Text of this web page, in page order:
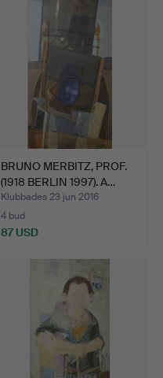
BRUNO MERBITZ, PROF.
(1918 BERLIN 1997). A…
Klubbades 23 jun 2016
4 bud
87 USD